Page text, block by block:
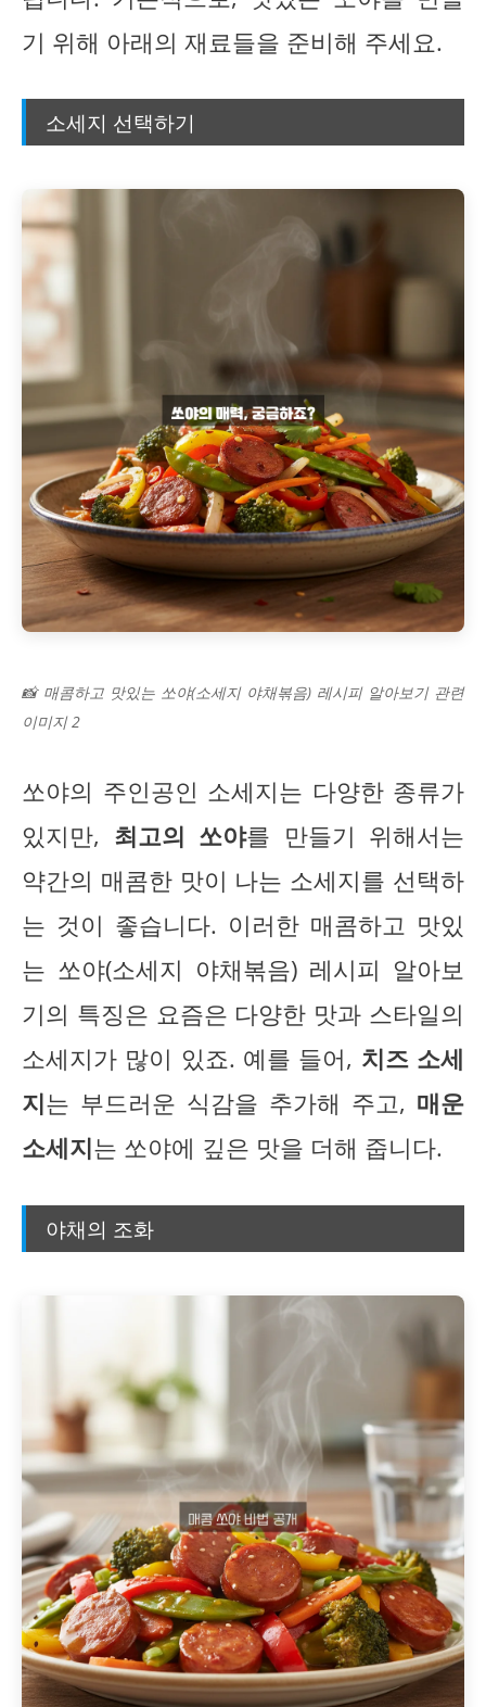
기 위해 아래의 재료들을 준비해 주세요.
소세지 선택하기
📸 매콤하고 맛있는 쏘야(소세지 야채볶음) 레시피 알아보기 관련
이미지 2
쏘야의 주인공인 소세지는 다양한 종류가
있지만, 최고의 쏘야를 만들기 위해서는
약간의 매콤한 맛이 나는 소세지를 선택하
는 것이 좋습니다. 이러한 매콤하고 맛있
는 쏘야(소세지 야채볶음) 레시피 알아보
기의 특징은 요즘은 다양한 맛과 스타일의
소세지가 많이 있죠. 예를 들어, 치즈 소세
지는 부드러운 식감을 추가해 주고, 매운
소세지는 쏘야에 깊은 맛을 더해 줍니다.
야채의 조화